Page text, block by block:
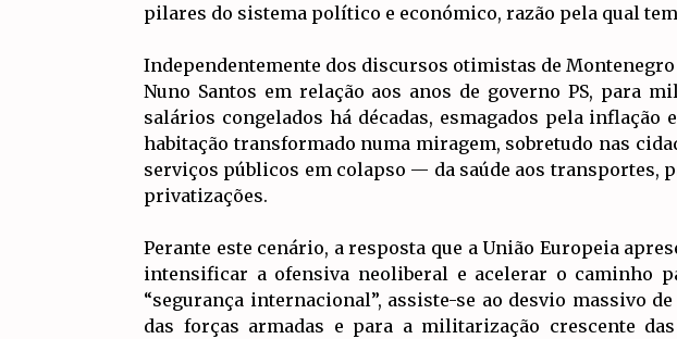
pilares do sistema político e económico, razão pela qual
Independentemente dos discursos otimistas de
Nuno Santos em relação aos anos de governo PS, para
salários congelados há décadas, esmagados pela
habitação transformado numa miragem, sobretudo nas
serviços públicos em colapso — da saúde aos transportes,
privatizações.
Perante este cenário, a resposta que a União Europeia
intensificar a ofensiva neoliberal e acelerar o caminho
“segurança internacional”, assiste-se ao desvio massivo
das forças armadas e para a militarização crescente